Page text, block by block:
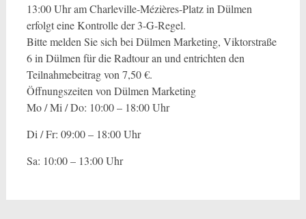
13:00 Uhr am Charleville-Mézières-Platz in Dülmen
erfolgt eine Kontrolle der 3-G-Regel.
Bitte melden Sie sich bei Dülmen Marketing, Viktorstraße
6 in Dülmen für die Radtour an und entrichten den
Teilnahmebeitrag von 7,50 €.
Öffnungszeiten von Dülmen Marketing
Mo / Mi / Do: 10:00 – 18:00 Uhr
Di / Fr: 09:00 – 18:00 Uhr
Sa: 10:00 – 13:00 Uhr